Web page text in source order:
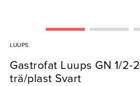
LUUPS
Gastrofat Luups GN 1/2-
trä/plast Svart